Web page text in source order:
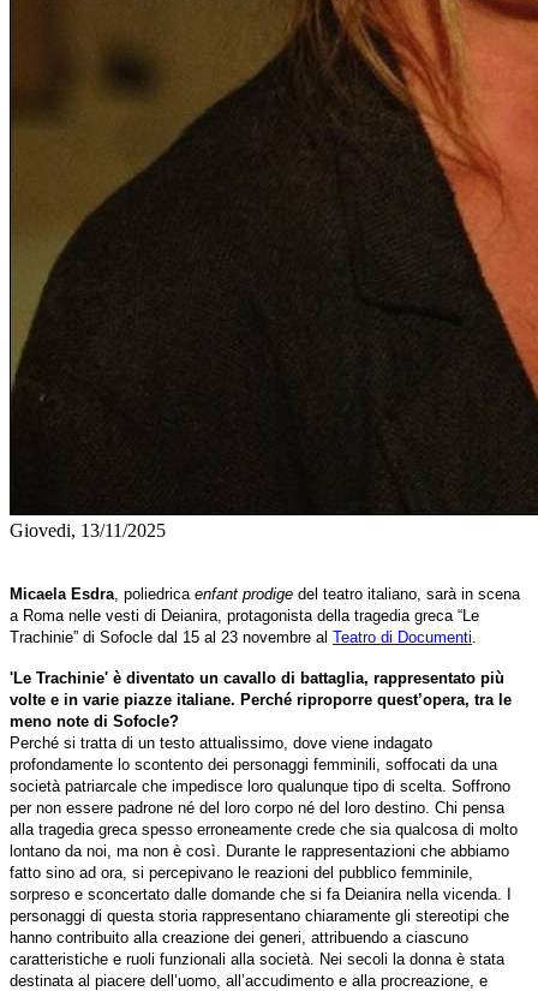
Giovedi, 13/11/2025
Micaela Esdra, poliedrica enfant prodige del teatro italiano, sarà in scena
a Roma nelle vesti di Deianira, protagonista della tragedia greca “Le
Trachinie” di Sofocle dal 15 al 23 novembre al Teatro di Documenti.
'Le Trachinie' è diventato un cavallo di battaglia, rappresentato più
volte e in varie piazze italiane. Perché riproporre quest’opera, tra le
meno note di Sofocle?
Perché si tratta di un testo attualissimo, dove viene indagato
profondamente lo scontento dei personaggi femminili, soffocati da una
società patriarcale che impedisce loro qualunque tipo di scelta. Soffrono
per non essere padrone né del loro corpo né del loro destino. Chi pensa
alla tragedia greca spesso erroneamente crede che sia qualcosa di molto
lontano da noi, ma non è così. Durante le rappresentazioni che abbiamo
fatto sino ad ora, si percepivano le reazioni del pubblico femminile,
sorpreso e sconcertato dalle domande che si fa Deianira nella vicenda. I
personaggi di questa storia rappresentano chiaramente gli stereotipi che
hanno contribuito alla creazione dei generi, attribuendo a ciascuno
caratteristiche e ruoli funzionali alla società. Nei secoli la donna è stata
destinata al piacere dell’uomo, all’accudimento e alla procreazione, e